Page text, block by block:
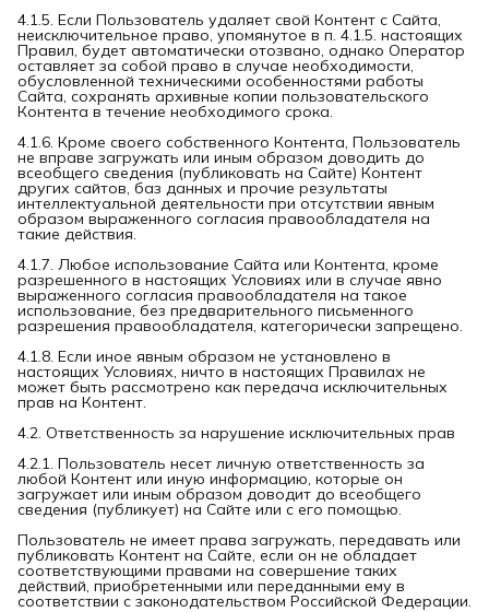
4.1.5. Если Пользователь удаляет свой Контент с Сайта,
неисключительное право, упомянутое в п. 4.1.5. настоящих
Правил, будет автоматически отозвано, однако Оператор
оставляет за собой право в случае необходимости,
обусловленной техническими особенностями работы
Сайта, сохранять архивные копии пользовательского
Контента в течение необходимого срока.
4.1.6. Кроме своего собственного Контента, Пользователь
не вправе загружать или иным образом доводить до
всеобщего сведения (публиковать на Сайте) Контент
других сайтов, баз данных и прочие результаты
интеллектуальной деятельности при отсутствии явным
образом выраженного согласия правообладателя на
такие действия.
4.1.7. Любое использование Сайта или Контента, кроме
разрешенного в настоящих Условиях или в случае явно
выраженного согласия правообладателя на такое
использование, без предварительного письменного
разрешения правообладателя, категорически запрещено.
4.1.8. Если иное явным образом не установлено в
настоящих Условиях, ничто в настоящих Правилах не
может быть рассмотрено как передача исключительных
прав на Контент.
4.2. Ответственность за нарушение исключительных прав
4.2.1. Пользователь несет личную ответственность за
любой Контент или иную информацию, которые он
загружает или иным образом доводит до всеобщего
сведения (публикует) на Сайте или с его помощью.
Пользователь не имеет права загружать, передавать или
публиковать Контент на Сайте, если он не обладает
соответствующими правами на совершение таких
действий, приобретенными или переданными ему в
соответствии с законодательством Российской Федерации.